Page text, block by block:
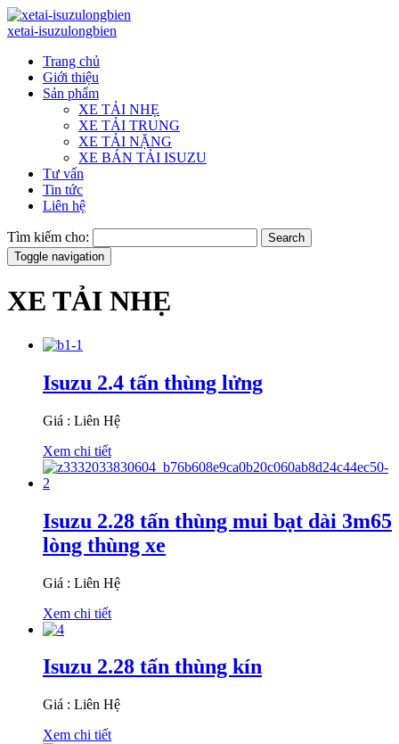
xetai-isuzulongbien
Trang chủ
Giới thiệu
Sản phẩm
XE TẢI NHẸ
XE TẢI TRUNG
XE TẢI NẶNG
XE BÁN TẢI ISUZU
Tư vấn
Tin tức
Liên hệ
Tìm kiếm cho:
Search
Toggle navigation
XE TẢI NHẸ
Isuzu 2.4 tấn thùng lửng
Giá : Liên Hệ
Xem chi tiết
Isuzu 2.28 tấn thùng mui bạt dài 3m65
lòng thùng xe
Giá : Liên Hệ
Xem chi tiết
Isuzu 2.28 tấn thùng kín
Giá : Liên Hệ
Xem chi tiết